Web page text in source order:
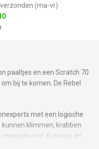
paaltjes en een Scratch 70
bij te komen. De Rebel
met een logische
klimmen, krabben
Kussens en
verborgen rits. Op
verzonden (ma-vr)